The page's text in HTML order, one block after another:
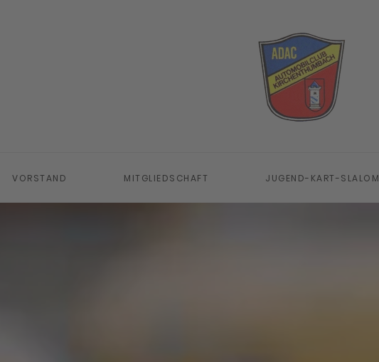
VORSTAND MITGLIEDSCHAFT JUGEND-KART-SLALOM